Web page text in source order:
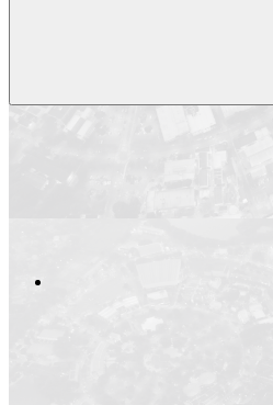
Compartilhar